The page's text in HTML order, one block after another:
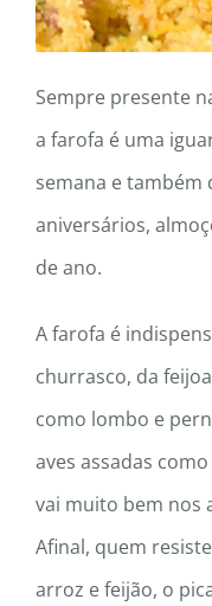
Sempre presente
a farofa é uma
semana e também
aniversários,
de ano.
A farofa é
churrasco, da
como lombo e
aves assadas
vai muito bem nos
Afinal, quem
arroz e feijão, o